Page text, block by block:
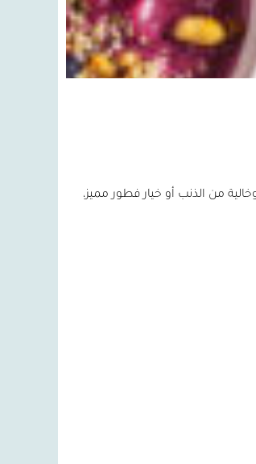
من الذنب أو خيار فطور مميز،